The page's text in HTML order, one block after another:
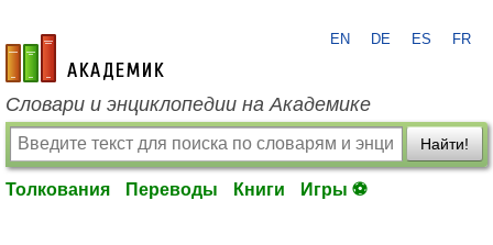
academic.ru
EN DE ES FR
Словари и энциклопедии на Академике
Найти!
Толкования Переводы Книги Игры ⚽